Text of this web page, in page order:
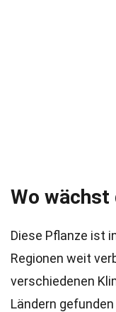
Wo wächst
Diese Pflanze ist
Regionen weit
verschiedenen
Ländern